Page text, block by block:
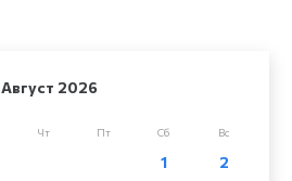
Август 2026
Чт Пт Сб Вс
1
2